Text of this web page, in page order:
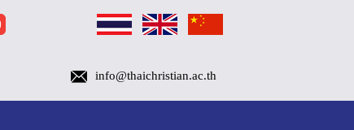
info@thaichristian.ac.th